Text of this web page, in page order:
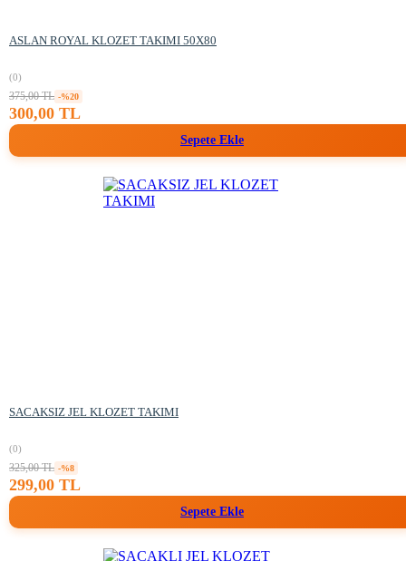
ASLAN ROYAL KLOZET TAKIMI 50X80
(0)
375,00 TL -%20
300,00 TL
Sepete Ekle
SACAKSIZ JEL KLOZET TAKIMI
(0)
325,00 TL -%8
299,00 TL
Sepete Ekle